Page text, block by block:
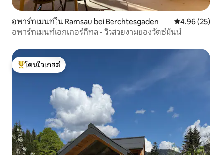
อพาร์ทเมนท์ใน Ramsau bei Berchtesgaden คะแนนเฉลี่ย
4.96 (25)
อพาร์ทเมนท์เอกเกอร์กึทล - วิวสวยงามของวัตซ์มันน์
โดนใจเกสต์ที่สุด
โดนใจเกสต์